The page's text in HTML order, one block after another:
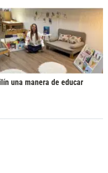
una manera de educar